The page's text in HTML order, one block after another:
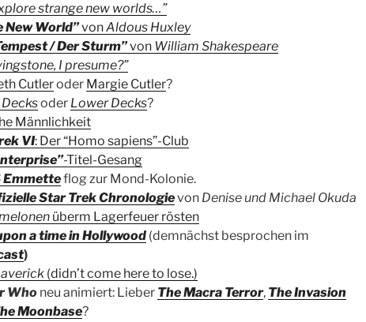
strange new worlds…”
New World”vonAldous Huxley
/ Der Sturm”von William Shakespeare
I presume?”
Cutleroder Margie Cutler?
oder Lower Decks?
Männlichkeit
VI: Der “Homo sapiens”-Club
-Titel-Gesang
Emmetteflog zur Mond-Kolonie.
Star Trek Chronologievon Denise und Michael Okuda
überm Lagerfeuer rösten
a time in Hollywood (demnächst besprochen im
)
(didn’t come here to lose.)
Who neu animiert: Lieber The Macra Terror, The Invasion
Moonbase?